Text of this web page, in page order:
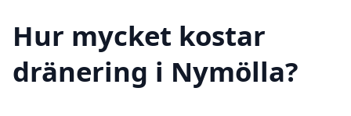
Hur mycket kostar
dränering i Nymölla?